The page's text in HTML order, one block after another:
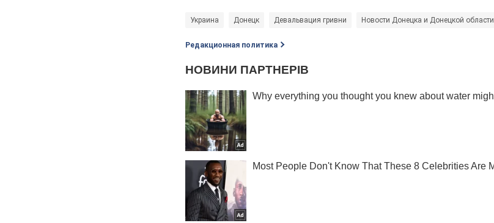
Украина Донецк Девальвация гривни Новости Донецка и Донецкой области
Редакционная политика